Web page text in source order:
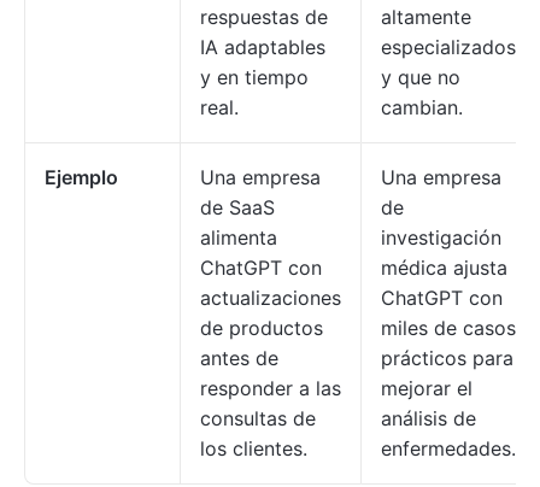
respuestas de
IA adaptables
y en tiempo
real.
altamente
especializados
y que no
cambian.
Ejemplo
Una empresa
de SaaS
alimenta
ChatGPT con
actualizaciones
de productos
antes de
responder a las
consultas de
los clientes.
Una empresa
de
investigación
médica ajusta
ChatGPT con
miles de casos
prácticos para
mejorar el
análisis de
enfermedades.